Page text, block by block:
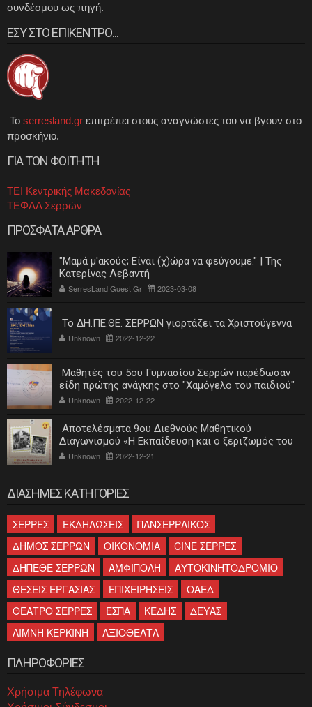
συνδέσμου ως πηγή.
ΕΣΥ ΣΤΟ ΕΠΙΚΕΝΤΡΟ...
Το serresland.gr επιτρέπει στους αναγνώστες του να βγουν στο
προσκήνιο.
ΓΙΑ ΤΟΝ ΦΟΙΤΗΤΗ
ΤΕΙ Κεντρικής Μακεδονίας
ΤΕΦΑΑ Σερρών
ΠΡΟΣΦΑΤΑ ΑΡΘΡΑ
"Μαμά μ'ακούς; Είναι (χ)ώρα να φεύγουμε." | Της
Κατερίνας Λεβαντή
SerresLand Guest Gr 2023-03-08
Το ΔΗ.ΠΕ.ΘΕ. ΣΕΡΡΩΝ γιορτάζει τα Χριστούγεννα
Unknown 2022-12-22
Μαθητές του 5ου Γυμνασίου Σερρών παρέδωσαν
είδη πρώτης ανάγκης στο "Χαμόγελο του παιδιού"
Unknown 2022-12-22
Αποτελέσματα 9ου Διεθνούς Μαθητικού
Διαγωνισμού «Η Εκπαίδευση και ο ξεριζωμός του
ελληνισμού»
Unknown 2022-12-21
ΔΙΑΣΗΜΕΣ ΚΑΤΗΓΟΡΙΕΣ
ΣΕΡΡΕΣ ΕΚΔΗΛΩΣΕΙΣ
ΠΑΝΣΕΡΡΑΙΚΟΣ
ΔΗΜΟΣ ΣΕΡΡΩΝ
ΟΙΚΟΝΟΜΙΑ
CINE ΣΕΡΡΕΣ
ΔΗΠΕΘΕ ΣΕΡΡΩΝ
ΑΜΦΙΠΟΛΗ
ΑΥΤΟΚΙΝΗΤΟΔΡΟΜΙΟ
ΘΕΣΕΙΣ ΕΡΓΑΣΙΑΣ
ΕΠΙΧΕΙΡΗΣΕΙΣ
ΟΑΕΔ
ΘΕΑΤΡΟ ΣΕΡΡΕΣ
ΕΣΠΑ ΚΕΔΗΣ
ΔΕΥΑΣ
ΛΙΜΝΗ ΚΕΡΚΙΝΗ
ΑΞΙΟΘΕΑΤΑ
ΠΛΗΡΟΦΟΡΙΕΣ
Χρήσιμα Τηλέφωνα